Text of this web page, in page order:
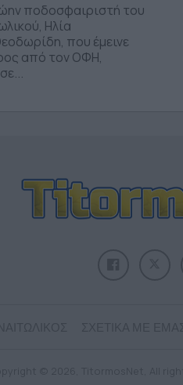
ποδοσφαιριστή του
Ηλία
που έμεινε
από τον ΟΦΗ,